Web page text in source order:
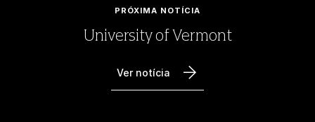
PRÓXIMA NOTÍCIA
University of Vermont
Ver notícia